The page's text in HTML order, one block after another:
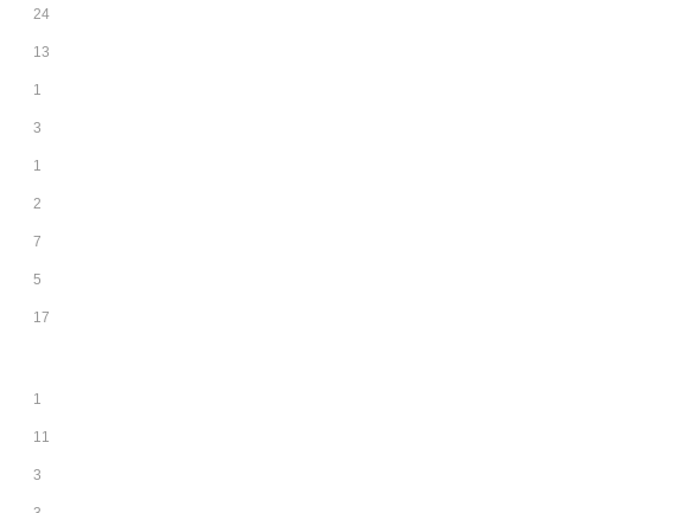
24
13
1
3
1
2
7
5
17
1
11
3